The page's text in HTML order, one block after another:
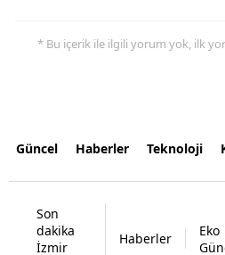
* Bu içerik ile ilgili yorum yok, ilk
Güncel Haberler Teknoloji
Son
dakika
İzmir
Haberler
Eko